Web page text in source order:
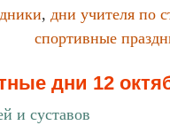
, дни учителя по
спортивные
дни 12
и суставов